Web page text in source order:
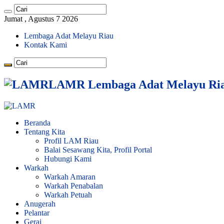
Jumat , Agustus 7 2026
Lembaga Adat Melayu Riau
Kontak Kami
LAMR Lembaga Adat Melayu
Beranda
Tentang Kita
Profil LAM Riau
Balai Sesawang Kita, Profil Portal
Hubungi Kami
Warkah
Warkah Amaran
Warkah Penabalan
Warkah Petuah
Anugerah
Pelantar
Gerai